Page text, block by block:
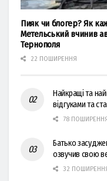
Пияк чи блогер? Як
Метельський вчинив
Тернополя
22 ПОШИРЕННЯ
Найкращі та
відгуками та
78 ПОШИРЕННЯ
Батько
озвучив свою
32